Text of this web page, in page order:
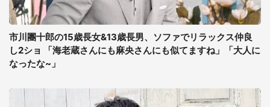
市川團十郎の15歳長女&13歳長男、ソファでリラックス仲良
し2ショ 「海老蔵さんにも麻央さんにも似てますね」「大人に
なったな~」